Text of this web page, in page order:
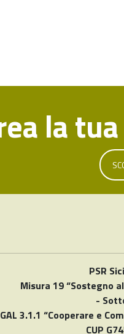
la
PSR
Misura 19 “Sostegno
-
3.1.1 “Cooperare e
CUP